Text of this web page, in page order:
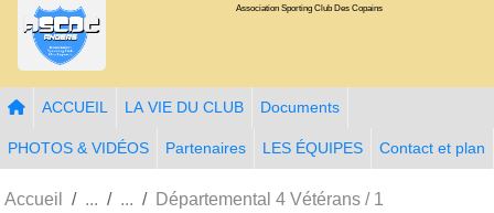
Association Sporting Club Des Copains
ACCUEIL LA VIE DU CLUB Documents
PHOTOS & VIDÉOS Partenaires LES ÉQUIPES Contact et plan
Accueil Départemental 4 Vétérans / 1
Panneau de gestion des cookies